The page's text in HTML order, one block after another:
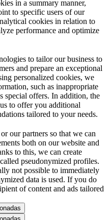
in a summary manner,
to specific users of our
cookies in relation to
performance and optimize
to tailor our business to
and prepare an exceptional
personalized cookies, we
such as inappropriate
special offers. In addition, the
to offer you additional
tailored to your needs.
our partners so that we can
both on our website and
to this, we can create
pseudonymized profiles.
not possible to immediately
data is used. If you do
of content and ads tailored